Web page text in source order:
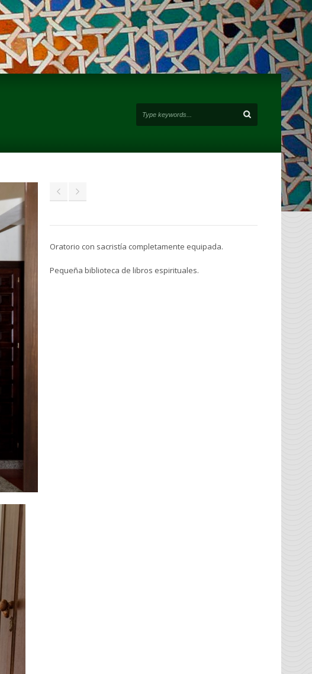
Oratorio con sacristía completamente equipada.
Pequeña biblioteca de libros espirituales.